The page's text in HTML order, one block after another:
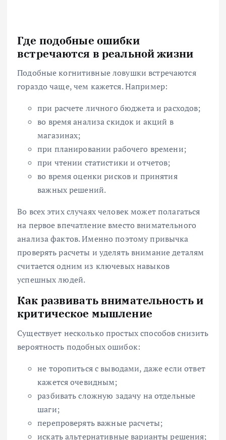
Где подобные ошибки
встречаются в реальной жизни
Подобные когнитивные ловушки встречаются
гораздо чаще, чем кажется. Например:
при расчете личного бюджета и расходов;
во время анализа скидок и акций в
магазинах;
при планировании рабочего времени;
при чтении статистики и отчетов;
во время оценки рисков и принятия
важных решений.
Во всех этих случаях человек может полагаться
на первое впечатление вместо внимательного
анализа фактов. Именно поэтому привычка
проверять расчеты и уделять внимание деталям
считается одним из ключевых навыков
успешных людей.
Как развивать внимательность и
критическое мышление
Существует несколько простых способов снизить
вероятность подобных ошибок:
не торопиться с выводами, даже если ответ
кажется очевидным;
разбивать сложную задачу на отдельные
шаги;
перепроверять важные расчеты;
искать альтернативные варианты решения;